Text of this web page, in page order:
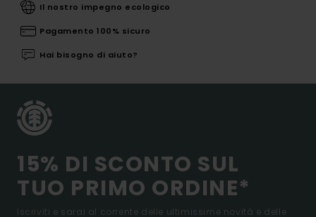
Il nostro impegno ecologico
Pagamento 100% sicuro
Hai bisogno di aiuto?
15% DI SCONTO SUL
TUO PRIMO ORDINE*
Iscriviti e sarai al corrente delle ultimissime novità e delle